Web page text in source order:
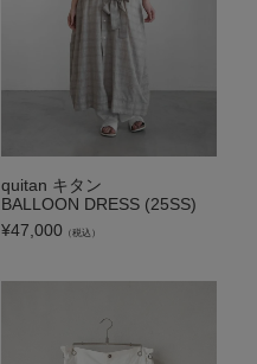
quitan キタン
BALLOON DRESS (25SS)
¥47,000 （税込）